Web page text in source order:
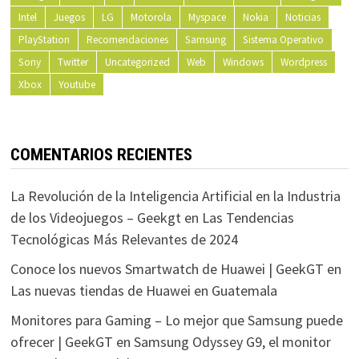
Intel
Juegos LG Motorola Myspace Nokia
Noticias
PlayStation
Recomendaciones Samsung
Sistema Operativo
Sony
Twitter Uncategorized Web Windows
Wordpress
Xbox
Youtube
COMENTARIOS RECIENTES
La Revolución de la Inteligencia Artificial en la Industria
de los Videojuegos – Geekgten Las Tendencias
Tecnológicas Más Relevantes de 2024
Conoce los nuevos Smartwatch de Huawei | GeekGT en
Las nuevas tiendas de Huawei en Guatemala
Monitores para Gaming – Lo mejor que Samsung puede
ofrecer | GeekGT en Samsung Odyssey G9, el monitor